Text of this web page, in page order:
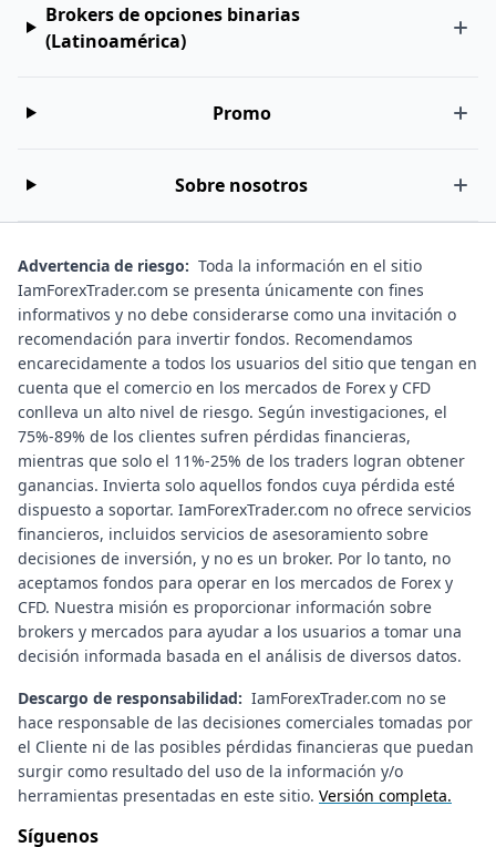
Brokers de opciones binarias
(Latinoamérica)
Promo
Sobre nosotros
Advertencia de riesgo: Toda la información en el sitio
IamForexTrader.com se presenta únicamente con fines
informativos y no debe considerarse como una invitación o
recomendación para invertir fondos. Recomendamos
encarecidamente a todos los usuarios del sitio que tengan en
cuenta que el comercio en los mercados de Forex y CFD
conlleva un alto nivel de riesgo. Según investigaciones, el
75%-89% de los clientes sufren pérdidas financieras,
mientras que solo el 11%-25% de los traders logran obtener
ganancias. Invierta solo aquellos fondos cuya pérdida esté
dispuesto a soportar. IamForexTrader.com no ofrece servicios
financieros, incluidos servicios de asesoramiento sobre
decisiones de inversión, y no es un broker. Por lo tanto, no
aceptamos fondos para operar en los mercados de Forex y
CFD. Nuestra misión es proporcionar información sobre
brokers y mercados para ayudar a los usuarios a tomar una
decisión informada basada en el análisis de diversos datos.
Descargo de responsabilidad: IamForexTrader.com no se
hace responsable de las decisiones comerciales tomadas por
el Cliente ni de las posibles pérdidas financieras que puedan
surgir como resultado del uso de la información y/o
herramientas presentadas en este sitio. Versión completa.
Síguenos